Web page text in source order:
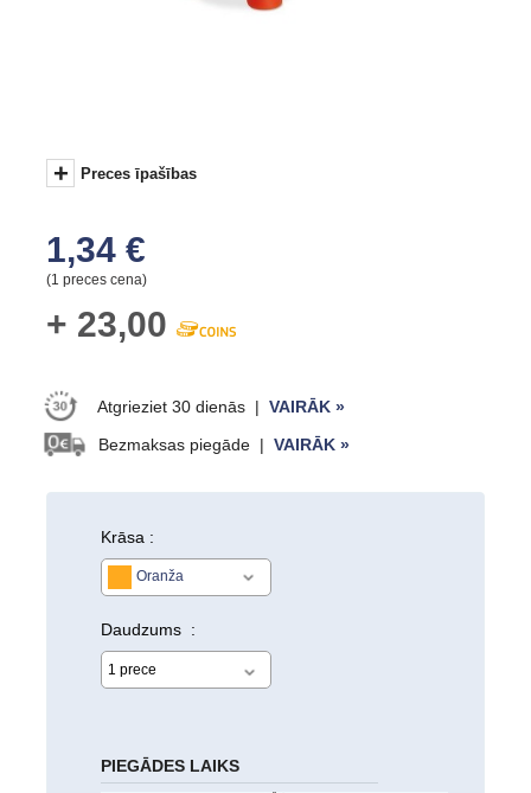
+ Preces īpašības
1,34 €
(1 preces cena)
+ 23,00
Atgrieziet 30 dienās | VAIRĀK »
Bezmaksas piegāde | VAIRĀK »
Krāsa :
Oranža
Daudzums :
PIEGĀDES LAIKS